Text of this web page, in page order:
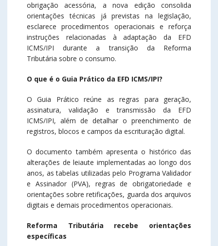
obrigação acessória, a nova edição consolida
orientações técnicas já previstas na legislação,
esclarece procedimentos operacionais e reforça
instruções relacionadas à adaptação da EFD
ICMS/IPI durante a transição da Reforma
Tributária sobre o consumo.
O que é o Guia Prático da EFD ICMS/IPI?
O Guia Prático reúne as regras para geração,
assinatura, validação e transmissão da EFD
ICMS/IPI, além de detalhar o preenchimento de
registros, blocos e campos da escrituração digital.
O documento também apresenta o histórico das
alterações de leiaute implementadas ao longo dos
anos, as tabelas utilizadas pelo Programa Validador
e Assinador (PVA), regras de obrigatoriedade e
orientações sobre retificações, guarda dos arquivos
digitais e demais procedimentos operacionais.
Reforma Tributária recebe orientações
específicas